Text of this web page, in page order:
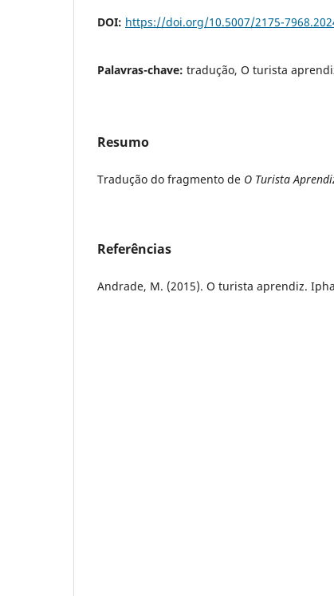
DOI: https://doi.org/10.5007/2175-
Palavras-chave: tradução, O turista
Resumo
Tradução do fragmento de O Turista
Referências
Andrade, M. (2015). O turista aprendiz.